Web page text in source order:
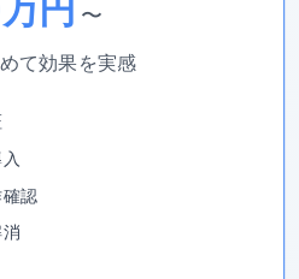
円 〜
て効果を実感
認